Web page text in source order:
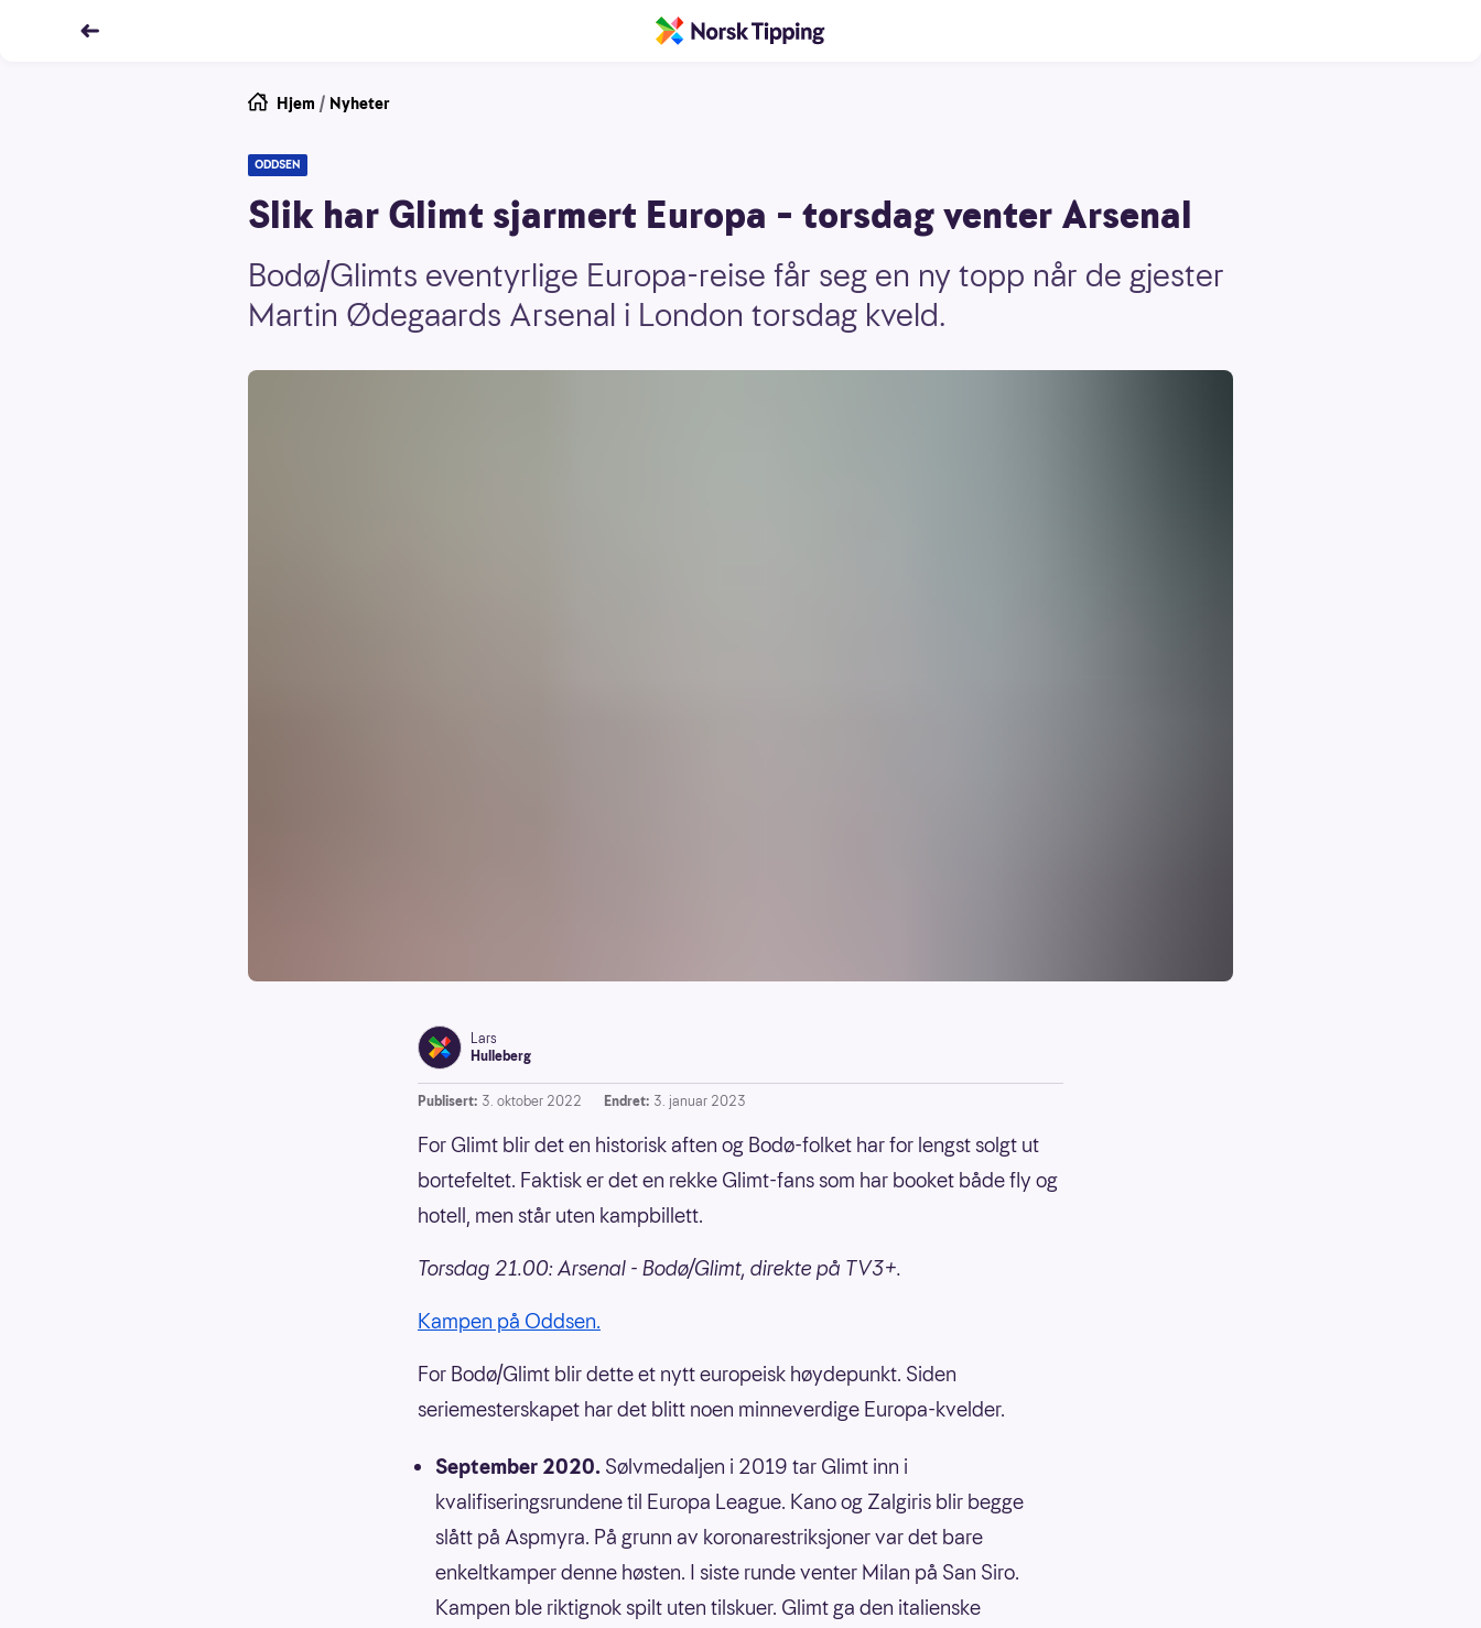
Hjem / Nyheter
ODDSEN
Slik har Glimt sjarmert Europa – torsdag venter Arsenal
Bodø/Glimts eventyrlige Europa-reise får seg en ny topp når de gjester
Martin Ødegaards Arsenal i London torsdag kveld.
Lars
Hulleberg
Publisert: 3. oktober 2022 Endret: 3. januar 2023
For Glimt blir det en historisk aften og Bodø-folket har for lengst solgt ut
bortefeltet. Faktisk er det en rekke Glimt-fans som har booket både fly og
hotell, men står uten kampbillett.
Torsdag 21.00: Arsenal - Bodø/Glimt, direkte på TV3+.
Kampen på Oddsen.
For Bodø/Glimt blir dette et nytt europeisk høydepunkt. Siden
seriemesterskapet har det blitt noen minneverdige Europa-kvelder.
September 2020. Sølvmedaljen i 2019 tar Glimt inn i
kvalifiseringsrundene til Europa League. Kano og Zalgiris blir begge
slått på Aspmyra. På grunn av koronarestriksjoner var det bare
enkeltkamper denne høsten. I siste runde venter Milan på San Siro.
Kampen ble riktignok spilt uten tilskuer. Glimt ga den italienske